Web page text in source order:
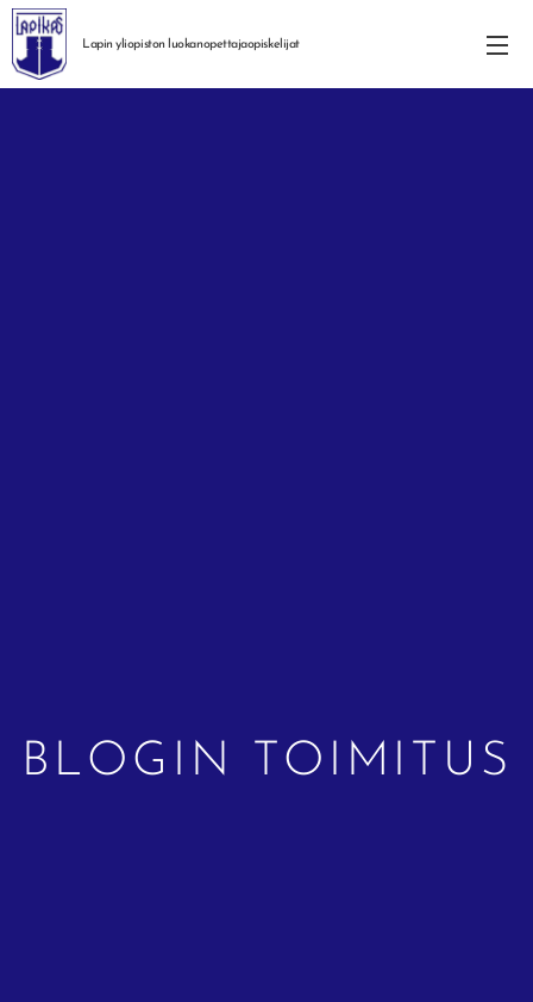
Lapin yliopiston luokanopettajaopiskelijat
BLOGIN TOIMITUS